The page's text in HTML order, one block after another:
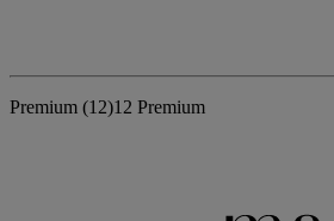
Premium (12)12 Premium